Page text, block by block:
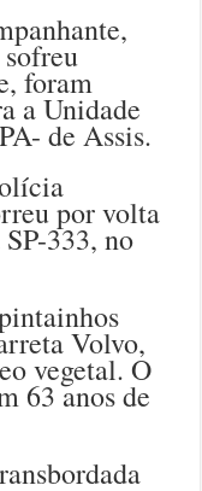
foram
a Unidade
de Assis.
por volta
333, no
Volvo,
vegetal. O
63 anos de